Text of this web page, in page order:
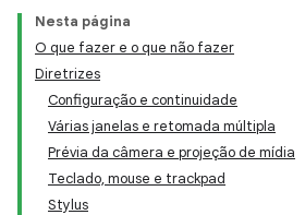
Nesta página
O que fazer e o que não fazer
Diretrizes
Configuração e continuidade
Várias janelas e retomada múltipla
Prévia da câmera e projeção de mídia
Teclado, mouse e trackpad
Stylus